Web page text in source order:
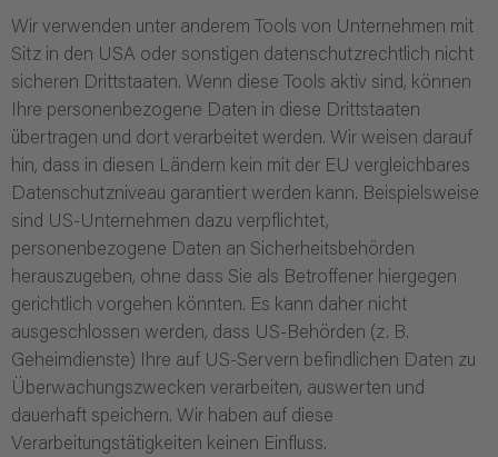
Wir verwenden unter anderem Tools von Unternehmen mit
Sitz in den USA oder sonstigen datenschutzrechtlich nicht
sicheren Drittstaaten. Wenn diese Tools aktiv sind, können
Ihre personenbezogene Daten in diese Drittstaaten
übertragen und dort verarbeitet werden. Wir weisen darauf
hin, dass in diesen Ländern kein mit der EU vergleichbares
Datenschutzniveau garantiert werden kann. Beispielsweise
sind US-Unternehmen dazu verpflichtet,
personenbezogene Daten an Sicherheitsbehörden
herauszugeben, ohne dass Sie als Betroffener hiergegen
gerichtlich vorgehen könnten. Es kann daher nicht
ausgeschlossen werden, dass US-Behörden (z. B.
Geheimdienste) Ihre auf US-Servern befindlichen Daten zu
Überwachungszwecken verarbeiten, auswerten und
dauerhaft speichern. Wir haben auf diese
Verarbeitungstätigkeiten keinen Einfluss.